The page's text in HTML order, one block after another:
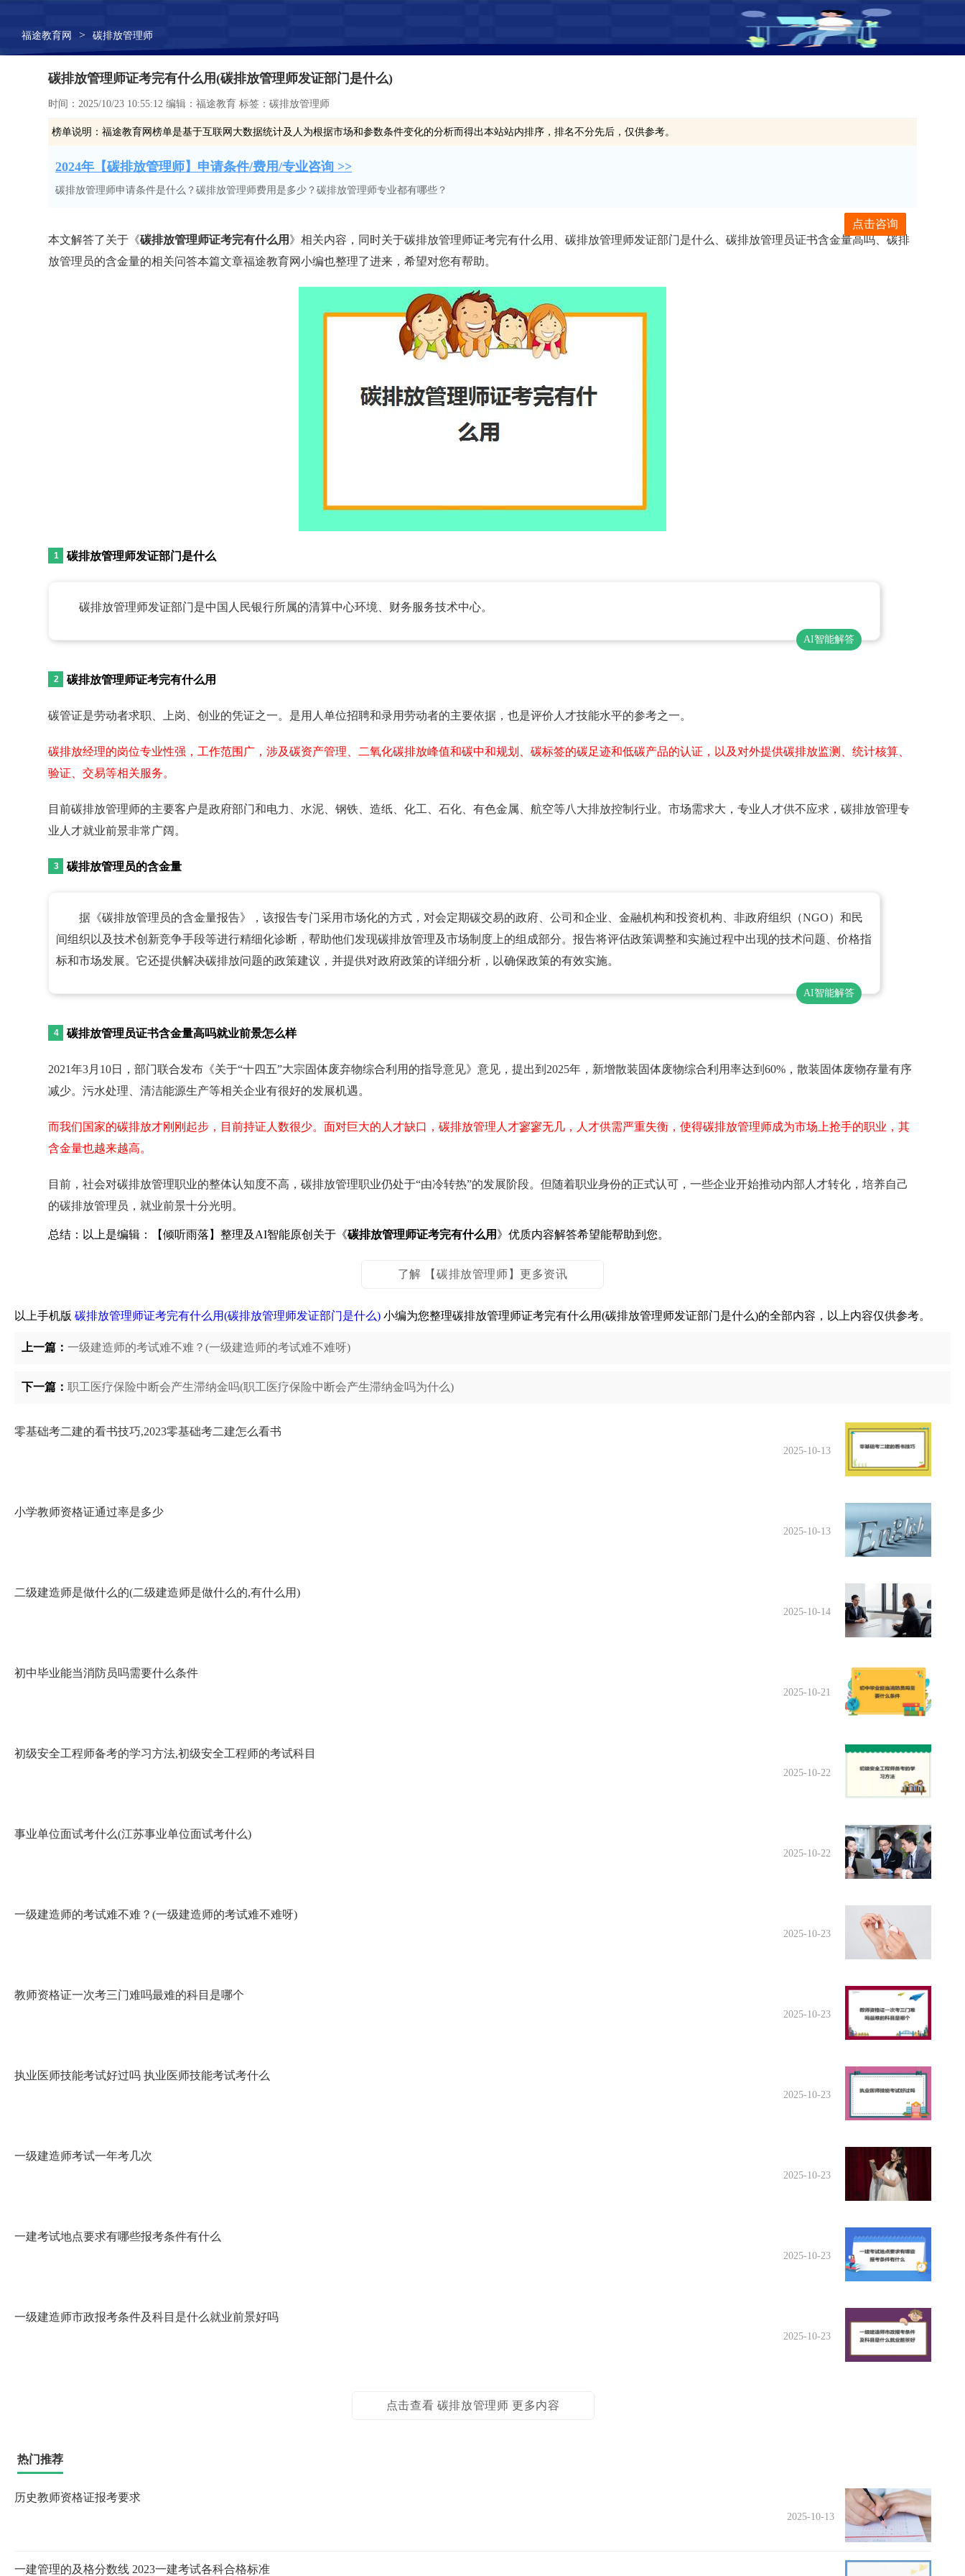
福途教育网 > 碳排放管理师
碳排放管理师证考完有什么用(碳排放管理师发证部门是什么)
时间：2025/10/23 10:55:12 编辑：福途教育 标签：碳排放管理师
榜单说明：福途教育网榜单是基于互联网大数据统计及人为根据市场和参数条件变化的分析而得出本站站内排序，排名不分先后，仅供参考。
2024年【碳排放管理师】申请条件/费用/专业咨询 >>
碳排放管理师申请条件是什么？碳排放管理师费用是多少？碳排放管理师专业都有哪些？
点击咨询
本文解答了关于《碳排放管理师证考完有什么用 》相关内容，同时关于碳排放管理师证考完有什么用、碳排放管理师发证部门是什么、碳排放管理员证书含金量高吗、碳排
放管理员的含金量的相关问答本篇文章福途教育网小编也整理了进来，希望对您有帮助。
碳排放管理师发证部门是什么
AI智能解答
碳排放管理师发证部门是中国人民银行所属的清算中心环境、财务服务技术中心。
碳排放管理师证考完有什么用
碳管证是劳动者求职、上岗、创业的凭证之一。是用人单位招聘和录用劳动者的主要依据，也是评价人才技能水平的参考之一。
碳排放经理的岗位专业性强，工作范围广，涉及碳资产管理、二氧化碳排放峰值和碳中和规划、碳标签的碳足迹和低碳产品的认证，以及对外提供碳排放监测、统计核算、
验证、交易等相关服务。
目前碳排放管理师的主要客户是政府部门和电力、水泥、钢铁、造纸、化工、石化、有色金属、航空等八大排放控制行业。市场需求大，专业人才供不应求，碳排放管理专
业人才就业前景非常广阔。
碳排放管理员的含金量
AI智能解答
据《碳排放管理员的含金量报告》，该报告专门采用市场化的方式，对会定期碳交易的政府、公司和企业、金融机构和投资机构、非政府组织（NGO）和民
间组织以及技术创新竞争手段等进行精细化诊断，帮助他们发现碳排放管理及市场制度上的组成部分。报告将评估政策调整和实施过程中出现的技术问题、价格指
标和市场发展。它还提供解决碳排放问题的政策建议，并提供对政府政策的详细分析，以确保政策的有效实施。
碳排放管理员证书含金量高吗就业前景怎么样
2021年3月10日，部门联合发布《关于“十四五”大宗固体废弃物综合利用的指导意见》意见，提出到2025年，新增散装固体废物综合利用率达到60%，散装固体废物存量有序
减少。污水处理、清洁能源生产等相关企业有很好的发展机遇。
而我们国家的碳排放才刚刚起步，目前持证人数很少。面对巨大的人才缺口，碳排放管理人才寥寥无几，人才供需严重失衡，使得碳排放管理师成为市场上抢手的职业，其
含金量也越来越高。
目前，社会对碳排放管理职业的整体认知度不高，碳排放管理职业仍处于“由冷转热”的发展阶段。但随着职业身份的正式认可，一些企业开始推动内部人才转化，培养自己
的碳排放管理员，就业前景十分光明。
总结：以上是编辑：【倾听雨落】整理及AI智能原创关于《碳排放管理师证考完有什么用 》优质内容解答希望能帮助到您。
了解 【碳排放管理师】更多资讯
以上手机版 碳排放管理师证考完有什么用(碳排放管理师发证部门是什么) 小编为您整理碳排放管理师证考完有什么用(碳排放管理师发证部门是什么)的全部内容，以上内容仅供参考。
上一篇： 一级建造师的考试难不难？(一级建造师的考试难不难呀)
下一篇： 职工医疗保险中断会产生滞纳金吗(职工医疗保险中断会产生滞纳金吗为什么)
零基础考二建的看书技巧,2023零基础考二建怎么看书
2025-10-13
小学教师资格证通过率是多少
2025-10-13
二级建造师是做什么的(二级建造师是做什么的,有什么用)
2025-10-14
初中毕业能当消防员吗需要什么条件
2025-10-21
初级安全工程师备考的学习方法,初级安全工程师的考试科目
2025-10-22
事业单位面试考什么(江苏事业单位面试考什么)
2025-10-22
一级建造师的考试难不难？(一级建造师的考试难不难呀)
2025-10-23
教师资格证一次考三门难吗最难的科目是哪个
2025-10-23
执业医师技能考试好过吗 执业医师技能考试考什么
2025-10-23
一级建造师考试一年考几次
2025-10-23
一建考试地点要求有哪些报考条件有什么
2025-10-23
一级建造师市政报考条件及科目是什么就业前景好吗
2025-10-23
点击查看 碳排放管理师 更多内容
热门推荐
历史教师资格证报考要求
2025-10-13
一建管理的及格分数线 2023一建考试各科合格标准